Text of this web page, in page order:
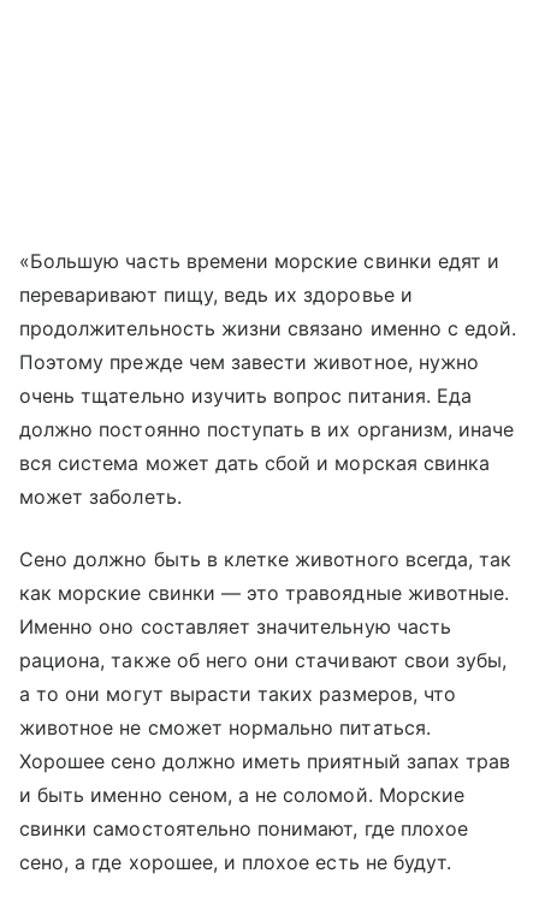
«Большую часть времени морские свинки едят и
переваривают пищу, ведь их здоровье и
продолжительность жизни связано именно с едой.
Поэтому прежде чем завести животное, нужно
очень тщательно изучить вопрос питания. Еда
должно постоянно поступать в их организм, иначе
вся система может дать сбой и морская свинка
может заболеть.
Сено должно быть в клетке животного всегда, так
как морские свинки — это травоядные животные.
Именно оно составляет значительную часть
рациона, также об него они стачивают свои зубы,
а то они могут вырасти таких размеров, что
животное не сможет нормально питаться.
Хорошее сено должно иметь приятный запах трав
и быть именно сеном, а не соломой. Морские
свинки самостоятельно понимают, где плохое
сено, а где хорошее, и плохое есть не будут.